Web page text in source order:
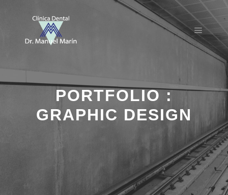
Menú
PORTFOLIO :
GRAPHIC DESIGN